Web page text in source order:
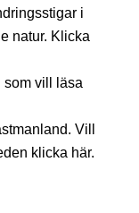
i
natur. Klicka
som vill läsa
. Vill
klicka här.